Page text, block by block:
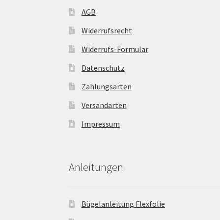
AGB
Widerrufsrecht
Widerrufs-Formular
Datenschutz
Zahlungsarten
Versandarten
Impressum
Anleitungen
Bügelanleitung Flexfolie